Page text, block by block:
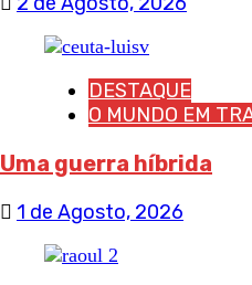
DESTAQUE
O MUNDO EM
Uma guerra híbrida
1 de Agosto, 2026